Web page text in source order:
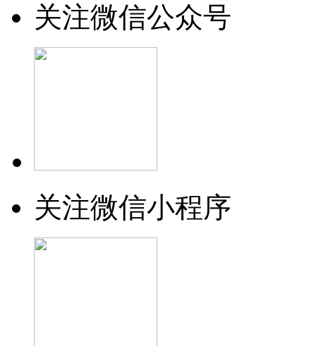
关注微信公众号
关注微信小程序